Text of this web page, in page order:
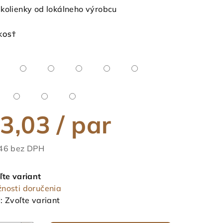
od lokálneho výrobcu
/ par
bez DPH
variant
doručenia
Zvoľte variant